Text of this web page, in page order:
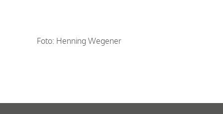
Foto: Henning Wegener